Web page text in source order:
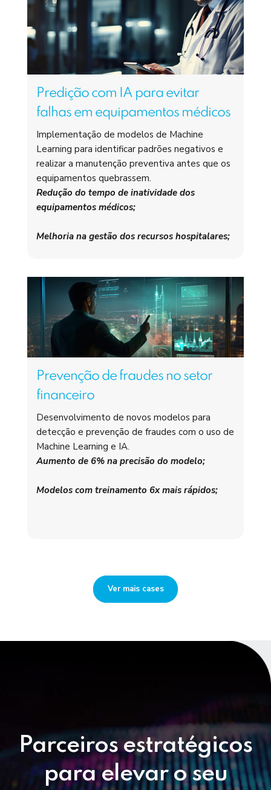
Predição com IA para evitar
falhas em equipamentos médicos
Implementação de modelos de Machine
Learning para identificar padrões negativos e
realizar a manutenção preventiva antes que os
equipamentos quebrassem.
Redução do tempo de inatividade dos
equipamentos médicos;
Melhoria na gestão dos recursos hospitalares;
Prevenção de fraudes no setor
financeiro
Desenvolvimento de novos modelos para
detecção e prevenção de fraudes com o uso de
Machine Learning e IA.
Aumento de 6% na precisão do modelo;
Modelos com treinamento 6x mais rápidos;
Ver mais cases
Parceiros estratégicos
para elevar o seu